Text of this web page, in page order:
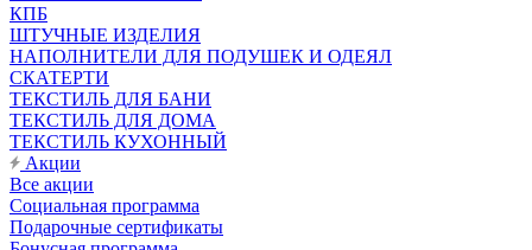
КПБ
ШТУЧНЫЕ ИЗДЕЛИЯ
НАПОЛНИТЕЛИ ДЛЯ ПОДУШЕК И ОДЕЯЛ
СКАТЕРТИ
ТЕКСТИЛЬ ДЛЯ БАНИ
ТЕКСТИЛЬ ДЛЯ ДОМА
ТЕКСТИЛЬ КУХОННЫЙ
Акции
Все акции
Социальная программа
Подарочные сертификаты